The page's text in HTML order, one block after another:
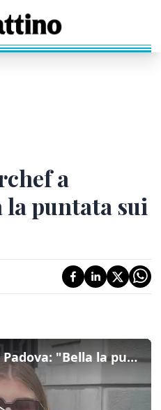
a
la puntata sui
I fan di Masterchef a Padova: "Bella la puntata sui cicchetti"